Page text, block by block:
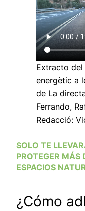
Extracto del
energètic a
de La
Ferrando,
Redacció:
SOLO TE
PROTEGER
ESPACIOS
¿Cómo